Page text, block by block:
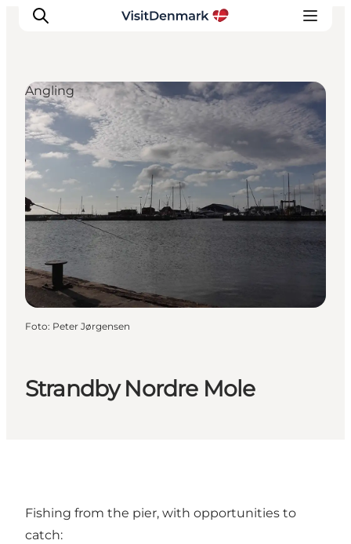
Inspiratie
Bestemmingen
Wat te doen
Accommodaties
Plan je reis
Strandby Nordre Mole
Angling
Foto: Peter Jørgensen
Fishing from the pier, with opportunities to
catch: